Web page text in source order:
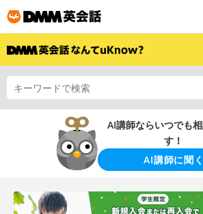
AI講師ならいつでも
す！
AI講師に聞く